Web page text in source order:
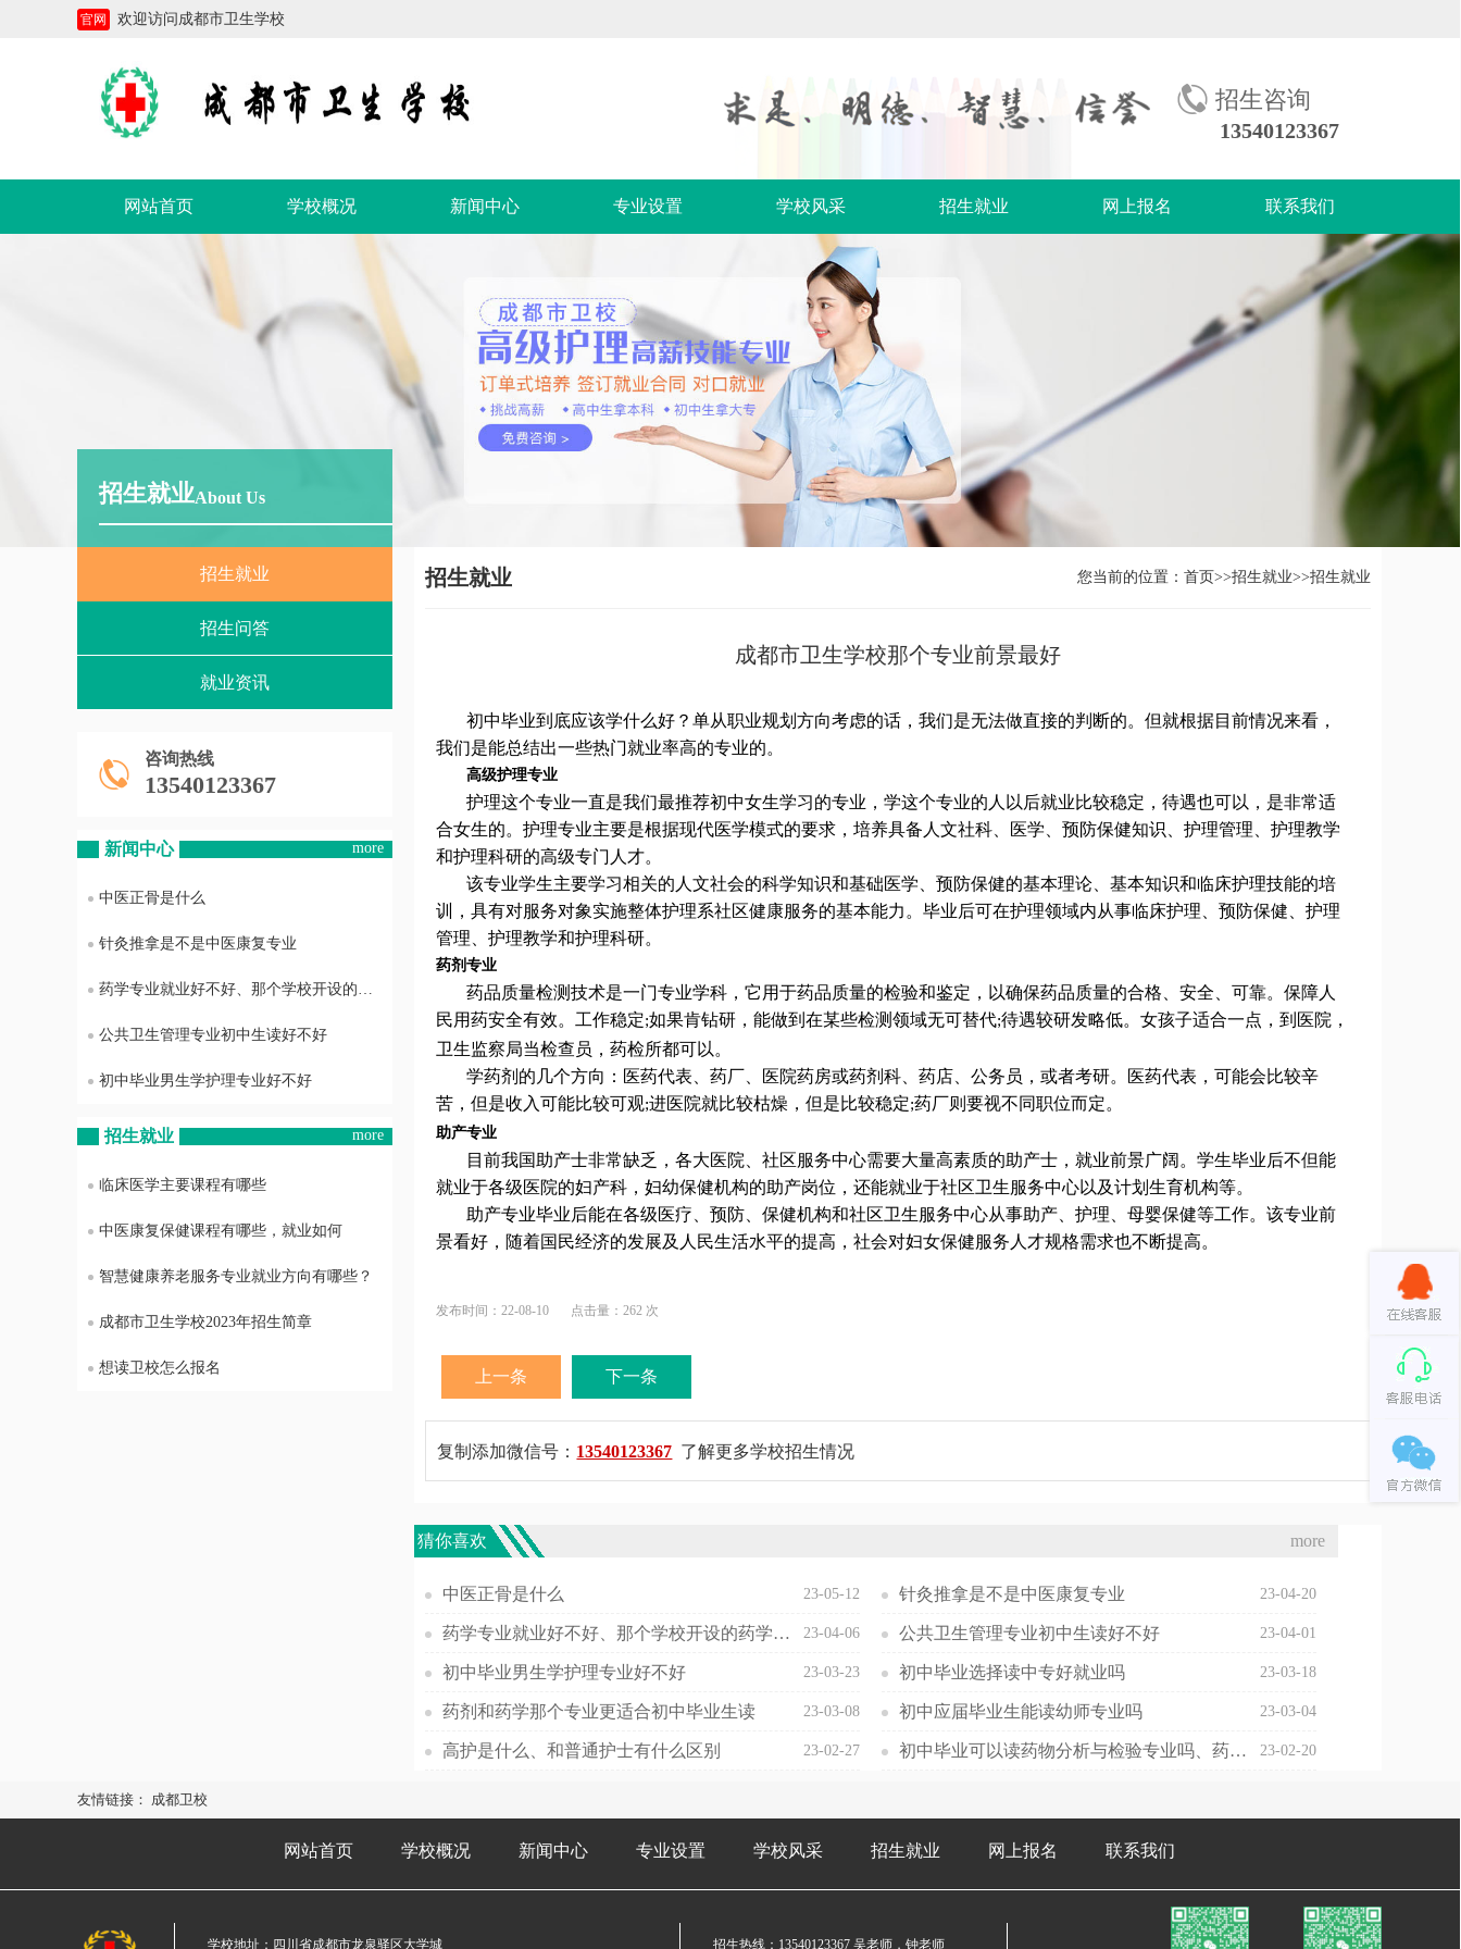
官网 欢迎访问成都市卫生学校
招生咨询
13540123367
网站首页 学校概况 新闻中心 专业设置 学校风采 招生就业 网上报名 联系我们
招生就业About Us
招生就业
招生问答
就业资讯
咨询热线
13540123367
新闻中心 more
中医正骨是什么
针灸推拿是不是中医康复专业
药学专业就业好不好、那个学校开设的药学专业最好
公共卫生管理专业初中生读好不好
初中毕业男生学护理专业好不好
招生就业 more
临床医学主要课程有哪些
中医康复保健课程有哪些，就业如何
智慧健康养老服务专业就业方向有哪些？
成都市卫生学校2023年招生简章
想读卫校怎么报名
招生就业 您当前的位置：首页>>招生就业>>招生就业
成都市卫生学校那个专业前景最好
初中毕业到底应该学什么好？单从职业规划方向考虑的话，我们是无法做直接的判断的。但就根据目前情况来看，
我们是能总结出一些热门就业率高的专业的。
高级护理专业
护理这个专业一直是我们最推荐初中女生学习的专业，学这个专业的人以后就业比较稳定，待遇也可以，是非常适
合女生的。护理专业主要是根据现代医学模式的要求，培养具备人文社科、医学、预防保健知识、护理管理、护理教学
和护理科研的高级专门人才。
该专业学生主要学习相关的人文社会的科学知识和基础医学、预防保健的基本理论、基本知识和临床护理技能的培
训，具有对服务对象实施整体护理系社区健康服务的基本能力。毕业后可在护理领域内从事临床护理、预防保健、护理
管理、护理教学和护理科研。
药剂专业
药品质量检测技术是一门专业学科，它用于药品质量的检验和鉴定，以确保药品质量的合格、安全、可靠。保障人
民用药安全有效。工作稳定;如果肯钻研，能做到在某些检测领域无可替代;待遇较研发略低。女孩子适合一点，到医院，
卫生监察局当检查员，药检所都可以。
学药剂的几个方向：医药代表、药厂、医院药房或药剂科、药店、公务员，或者考研。医药代表，可能会比较辛
苦，但是收入可能比较可观;进医院就比较枯燥，但是比较稳定;药厂则要视不同职位而定。
助产专业
目前我国助产士非常缺乏，各大医院、社区服务中心需要大量高素质的助产士，就业前景广阔。学生毕业后不但能
就业于各级医院的妇产科，妇幼保健机构的助产岗位，还能就业于社区卫生服务中心以及计划生育机构等。
助产专业毕业后能在各级医疗、预防、保健机构和社区卫生服务中心从事助产、护理、母婴保健等工作。该专业前
景看好，随着国民经济的发展及人民生活水平的提高，社会对妇女保健服务人才规格需求也不断提高。
发布时间：22-08-10 点击量：262 次
上一条 下一条
复制添加微信号： 13540123367 了解更多学校招生情况
猜你喜欢 more
中医正骨是什么 23-05-12 针灸推拿是不是中医康复专业 23-04-20
药学专业就业好不好、那个学校开设的药学专业最好 23-04-06 公共卫生管理专业初中生读好不好 23-04-01
初中毕业男生学护理专业好不好 23-03-23 初中毕业选择读中专好就业吗 23-03-18
药剂和药学那个专业更适合初中毕业生读 23-03-08 初中应届毕业生能读幼师专业吗 23-03-04
高护是什么、和普通护士有什么区别 23-02-27 初中毕业可以读药物分析与检验专业吗、药物分析可以考执业药师吗 23-02-20
友情链接： 成都卫校
网站首页 学校概况 新闻中心 专业设置 学校风采 招生就业 网上报名 联系我们
学校地址：四川省成都市龙泉驿区大学城 招生热线： 13540123367 吴老师，钟老师